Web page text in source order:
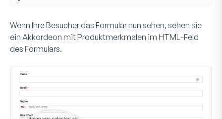
Wenn Ihre Besucher das Formular nun sehen, sehen sie
ein Akkordeon mit Produktmerkmalen im HTML -Feld
des Formulars.